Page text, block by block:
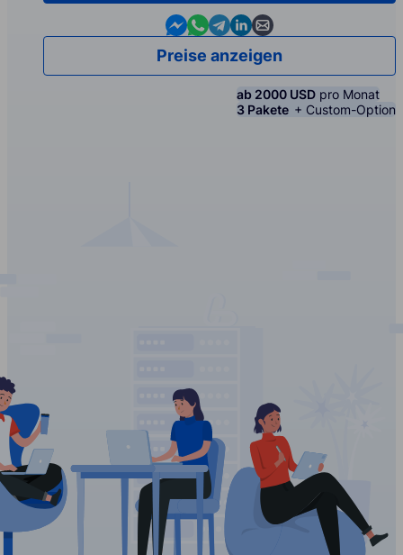
Contact us in Messenger
Contact us in WhatsApp
Contact us in Telegram
Contact us in Linkedin
Contact us by email
Preise anzeigen
ab 2000 USD pro Monat
3 Pakete + Custom-Option